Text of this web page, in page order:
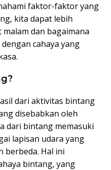
faktor-faktor yang
kita dapat lebih
dan bagaimana
cahaya yang
dari aktivitas bintang
disebabkan oleh
dari bintang memasuki
lapisan udara yang
berbeda. Hal ini
bintang, yang